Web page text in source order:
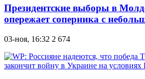
Президентские выборы в
опережает соперника с
03-ноя, 16:32 2 674